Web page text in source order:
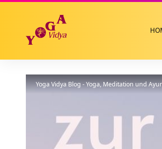
Yoga Vidya Blog - Yoga, Meditation und